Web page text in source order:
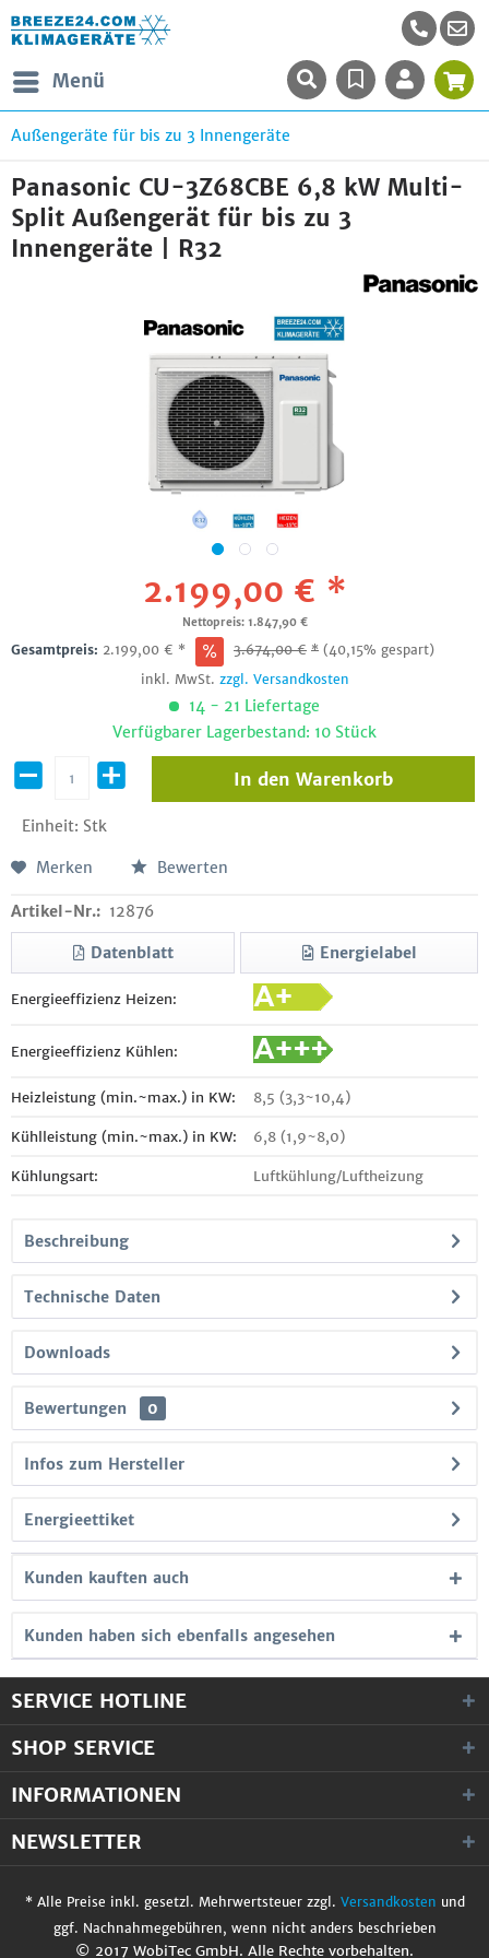
Menü
Außengeräte für bis zu 3 Innengeräte
Panasonic CU-3Z68CBE 6,8 kW Multi-
Split Außengerät für bis zu 3
Innengeräte | R32
2.199,00 € *
Nettopreis: 1.847,90 €
Gesamtpreis: 2.199,00 € * 3.674,00€ * (40,15% gespart)
inkl. MwSt. zzgl. Versandkosten
14 - 21 Liefertage
Verfügbarer Lagerbestand: 10 Stück
Einheit: Stk
In den Warenkorb
Merken Bewerten
Artikel-Nr.: 12876
Datenblatt Energielabel
Energieeffizienz Heizen:
Energieeffizienz Kühlen:
Heizleistung (min.~max.) in KW: 8,5 (3,3~10,4)
Kühlleistung (min.~max.) in KW: 6,8 (1,9~8,0)
Kühlungsart: Luftkühlung/Luftheizung
Beschreibung
Technische Daten
Downloads
Bewertungen 0
Infos zum Hersteller
Energieettiket
Kunden kauften auch
Kunden haben sich ebenfalls angesehen
SERVICE HOTLINE
SHOP SERVICE
INFORMATIONEN
NEWSLETTER
* Alle Preise inkl. gesetzl. Mehrwertsteuer zzgl. Versandkosten und
ggf. Nachnahmegebühren, wenn nicht anders beschrieben
© 2017 WobiTec GmbH. Alle Rechte vorbehalten.